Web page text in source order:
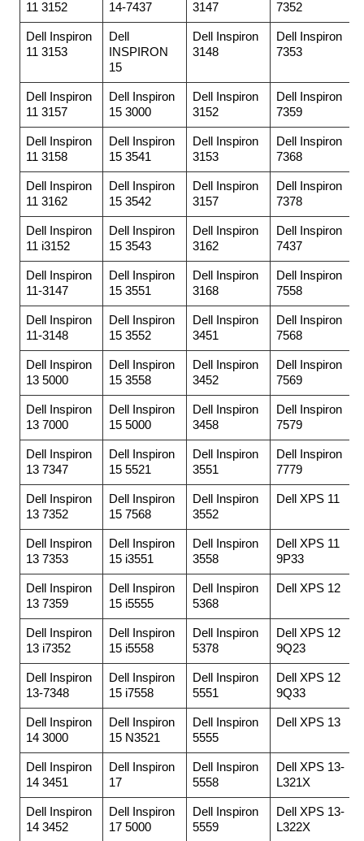
11 3152
14-7437
3147
7352
Dell Inspiron
11 3153
Dell
INSPIRON
15
Dell Inspiron
3148
Dell Inspiron
7353
Dell Inspiron
11 3157
Dell Inspiron
15 3000
Dell Inspiron
3152
Dell Inspiron
7359
Dell Inspiron
11 3158
Dell Inspiron
15 3541
Dell Inspiron
3153
Dell Inspiron
7368
Dell Inspiron
11 3162
Dell Inspiron
15 3542
Dell Inspiron
3157
Dell Inspiron
7378
Dell Inspiron
11 i3152
Dell Inspiron
15 3543
Dell Inspiron
3162
Dell Inspiron
7437
Dell Inspiron
11-3147
Dell Inspiron
15 3551
Dell Inspiron
3168
Dell Inspiron
7558
Dell Inspiron
11-3148
Dell Inspiron
15 3552
Dell Inspiron
3451
Dell Inspiron
7568
Dell Inspiron
13 5000
Dell Inspiron
15 3558
Dell Inspiron
3452
Dell Inspiron
7569
Dell Inspiron
13 7000
Dell Inspiron
15 5000
Dell Inspiron
3458
Dell Inspiron
7579
Dell Inspiron
13 7347
Dell Inspiron
15 5521
Dell Inspiron
3551
Dell Inspiron
7779
Dell Inspiron
13 7352
Dell Inspiron
15 7568
Dell Inspiron
3552
Dell XPS 11
Dell Inspiron
13 7353
Dell Inspiron
15 i3551
Dell Inspiron
3558
Dell XPS 11
9P33
Dell Inspiron
13 7359
Dell Inspiron
15 i5555
Dell Inspiron
5368
Dell XPS 12
Dell Inspiron
13 i7352
Dell Inspiron
15 i5558
Dell Inspiron
5378
Dell XPS 12
9Q23
Dell Inspiron
13-7348
Dell Inspiron
15 i7558
Dell Inspiron
5551
Dell XPS 12
9Q33
Dell Inspiron
14 3000
Dell Inspiron
15 N3521
Dell Inspiron
5555
Dell XPS 13
Dell Inspiron
14 3451
Dell Inspiron
17
Dell Inspiron
5558
Dell XPS 13-
L321X
Dell Inspiron
14 3452
Dell Inspiron
17 5000
Dell Inspiron
5559
Dell XPS 13-
L322X